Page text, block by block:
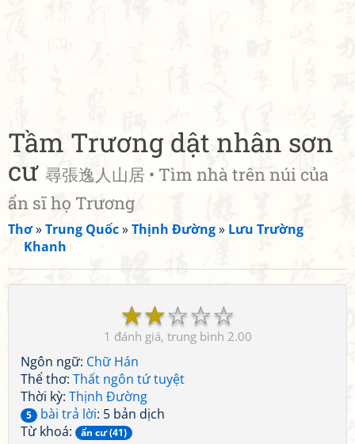
Tầm Trương dật nhân sơn
cư 尋張逸人山居 • Tìm nhà trên núi của
ẩn sĩ họ Trương
Thơ»Trung Quốc»Thịnh Đường» Lưu Trường
Khanh
☆
☆
☆
☆
☆
1 2.00
Ngôn ngữ: Chữ Hán
Thể thơ: Thất ngôn tứ tuyệt
Thời kỳ: Thịnh Đường
5 bài trả lời: 5 bản dịch
Từ khoá:
ẩn cư (41)